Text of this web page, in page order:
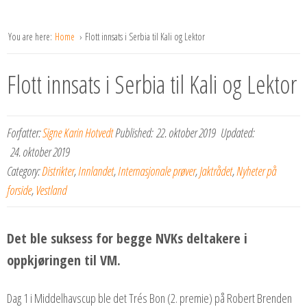
You are here: Home Flott innsats i Serbia til Kali og Lektor
Flott innsats i Serbia til Kali og Lektor
Forfatter:Signe Karin HotvedtPublished: 22. oktober 2019 Updated:
24. oktober 2019
Category:Distrikter,Innlandet,Internasjonale prøver,Jaktrådet,Nyheter på
forside, Vestland
Det ble suksess for begge NVKs deltakere i
oppkjøringen til VM.
Dag 1 i Middelhavscup ble det Trés Bon (2. premie) på Robert Brenden